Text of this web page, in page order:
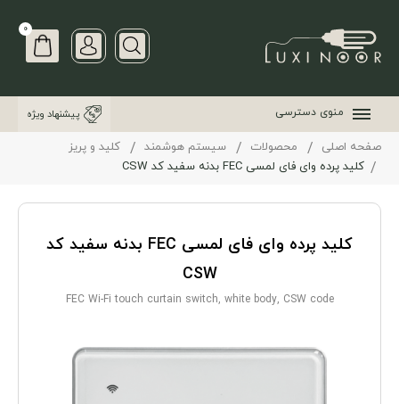
0
منوی دسترسی پیشنهاد ویژه
صفحه اصلی محصولات سیستم هوشمند
کلید و پریز
کلید پرده وای فای لمسی FEC بدنه سفید کد CSW
کلید پرده وای فای لمسی FEC بدنه سفید کد
CSW
FEC Wi-Fi touch curtain switch, white body, CSW code